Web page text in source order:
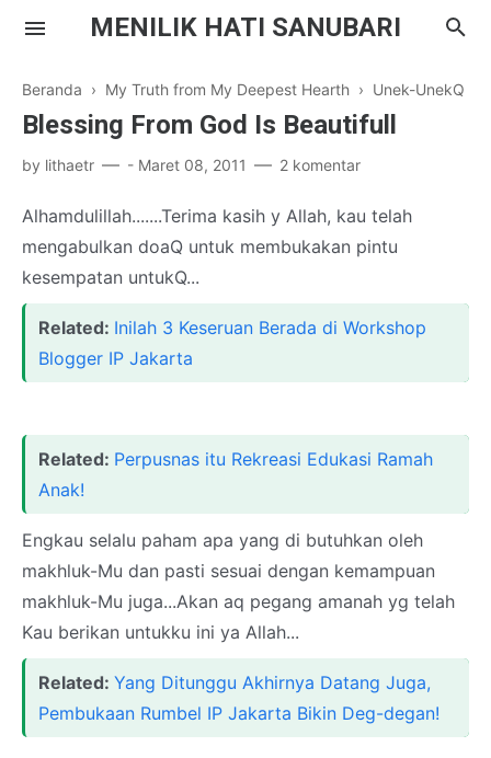
MENILIK HATI SANUBARI
Parenting
Inspirasi
Drama Korea
Beranda › My Truth from My Deepest Hearth › Unek-UnekQ
Blessing From God Is Beautifull
by lithaetr - Maret 08, 2011 2 komentar
Alhamdulillah.......Terima kasih y Allah, kau telah
mengabulkan doaQ untuk membukakan pintu
kesempatan untukQ...
Related: Inilah 3 Keseruan Berada di Workshop
Blogger IP Jakarta
Related: Perpusnas itu Rekreasi Edukasi Ramah
Anak!
Engkau selalu paham apa yang di butuhkan oleh
makhluk-Mu dan pasti sesuai dengan kemampuan
makhluk-Mu juga...Akan aq pegang amanah yg telah
Kau berikan untukku ini ya Allah...
Related: Yang Ditunggu Akhirnya Datang Juga,
Pembukaan Rumbel IP Jakarta Bikin Deg-degan!